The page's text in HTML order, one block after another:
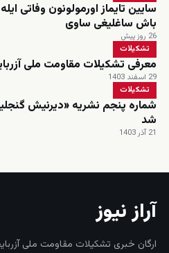
سایین تایماز اورمولونون وفاتی
باش ساغلیغی ساوی
26 روز پیش
تشکیلات
معرفی تشکیلات مقاومت ملی
29 اسفند 1403
تشکیلات
شد
21 آذر 1403
آراز نیوز
ارگان خبری تشکیلات مقاومت ملی